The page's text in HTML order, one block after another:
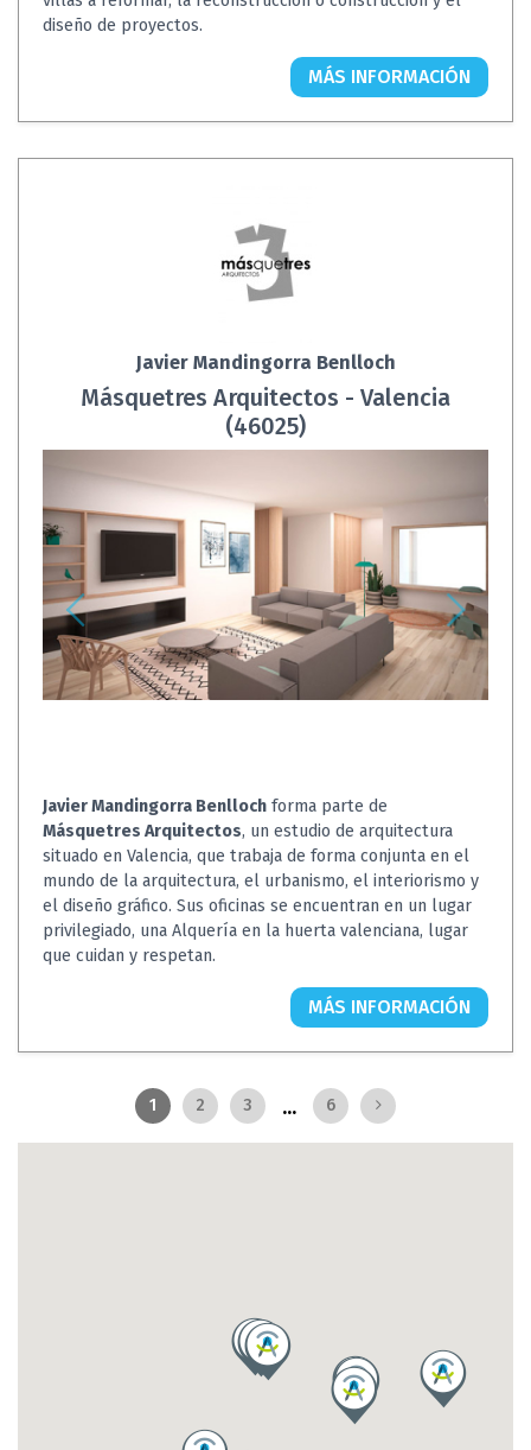
diseño de proyectos.
MÁS INFORMACIÓN
Javier Mandingorra Benlloch
Másquetres Arquitectos - Valencia
(46025)
Javier Mandingorra Benlloch forma parte de
Másquetres Arquitectos, un estudio de arquitectura
situado en Valencia, que trabaja de forma conjunta en el
mundo de la arquitectura, el urbanismo, el interiorismo y
el diseño gráfico. Sus oficinas se encuentran en un lugar
privilegiado, una Alquería en la huerta valenciana, lugar
que cuidan y respetan.
MÁS INFORMACIÓN
1 2 3 ... 6